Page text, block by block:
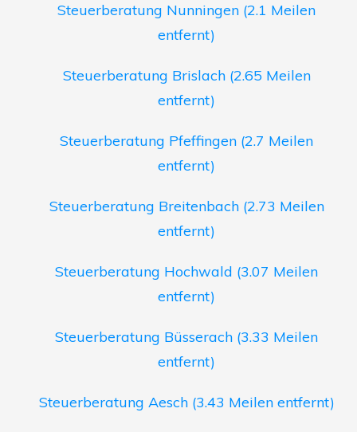
Steuerberatung Nunningen (2.1 Meilen
entfernt)
Steuerberatung Brislach (2.65 Meilen
entfernt)
Steuerberatung Pfeffingen (2.7 Meilen
entfernt)
Steuerberatung Breitenbach (2.73 Meilen
entfernt)
Steuerberatung Hochwald (3.07 Meilen
entfernt)
Steuerberatung Büsserach (3.33 Meilen
entfernt)
Steuerberatung Aesch (3.43 Meilen entfernt)